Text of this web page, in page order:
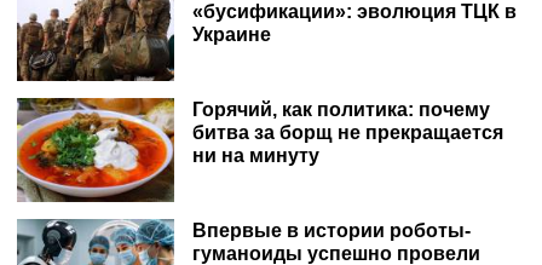
«бусификации»: эволюция ТЦК в
Украине
Горячий, как политика: почему
битва за борщ не прекращается
ни на минуту
Впервые в истории роботы-
гуманоиды успешно провели